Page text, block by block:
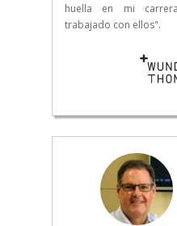
huella en mi
trabajado con ellos".